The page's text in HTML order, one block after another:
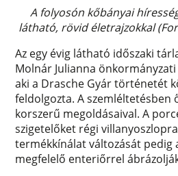
A folyosón kőbányai
látható, rövid életrajzokkal
Az egy évig látható időszaki
Molnár Julianna
aki a Drasche Gyár történetét
feldolgozta. A szemléltetésben
korszerű megoldásaival. A
szigetelőket régi
termékkínálat változását pedig
megfelelő enteriőrrel